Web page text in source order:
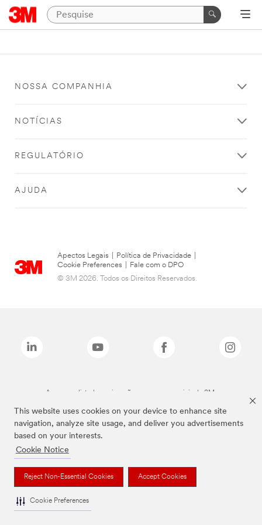
This website uses cookies on your device to enhance site
navigation, analyze site usage, and deliver you advertisements
based on your interests.
Cookie Notice
Reject Non-Essential Cookies Accept Cookies
Cookie Preferences
NOSSA COMPANHIA
NOTÍCIAS
REGULATÓRIO
AJUDA
Apectos Legais Política de Privacidade
Cookie Preferences
Fale com o DPO
© 3M 2026. Todos os Direitos Reservados.
As marcas listadas a cima são marcas comerciais da 3M.